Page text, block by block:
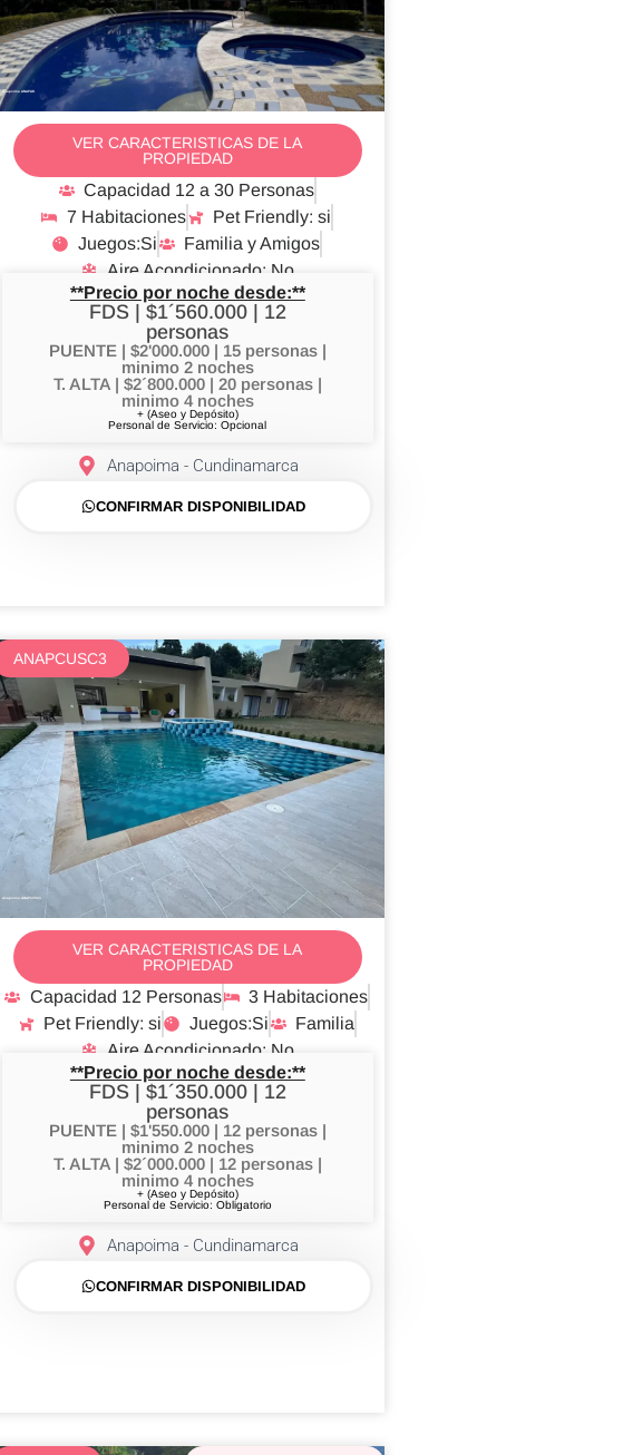
Anapoima ANAPAR
VER CARACTERISTICAS DE LA
PROPIEDAD
Capacidad 12 a 30 Personas
7 Habitaciones
Pet Friendly: si
Juegos:Si
Familia y Amigos
Aire Acondicionado: No
**Precio por noche desde:**
FDS | $1´560.000 | 12
personas
PUENTE | $2'000.000 | 15 personas |
minimo 2 noches
T. ALTA | $2´800.000 | 20 personas |
minimo 4 noches
+ (Aseo y Depósito)
Personal de Servicio: Opcional
Anapoima - Cundinamarca
CONFIRMAR DISPONIBILIDAD
ANAPCUSC3
Anapoima ANAPCUSC3
VER CARACTERISTICAS DE LA
PROPIEDAD
Capacidad 12 Personas
3 Habitaciones
Pet Friendly: si
Juegos:Si
Familia
Aire Acondicionado: No
**Precio por noche desde:**
FDS | $1´350.000 | 12
personas
PUENTE | $1'550.000 | 12 personas |
minimo 2 noches
T. ALTA | $2´000.000 | 12 personas |
minimo 4 noches
+ (Aseo y Depósito)
Personal de Servicio: Obligatorio
Anapoima - Cundinamarca
CONFIRMAR DISPONIBILIDAD